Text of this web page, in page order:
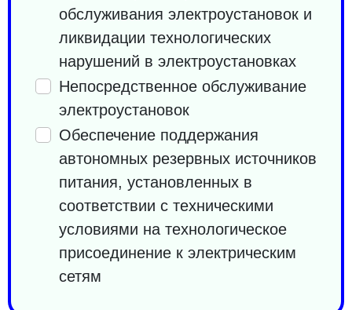
обслуживания электроустановок и
ликвидации технологических
нарушений в электроустановках
Непосредственное обслуживание
электроустановок
Обеспечение поддержания
автономных резервных источников
питания, установленных в
соответствии с техническими
условиями на технологическое
присоединение к электрическим
сетям